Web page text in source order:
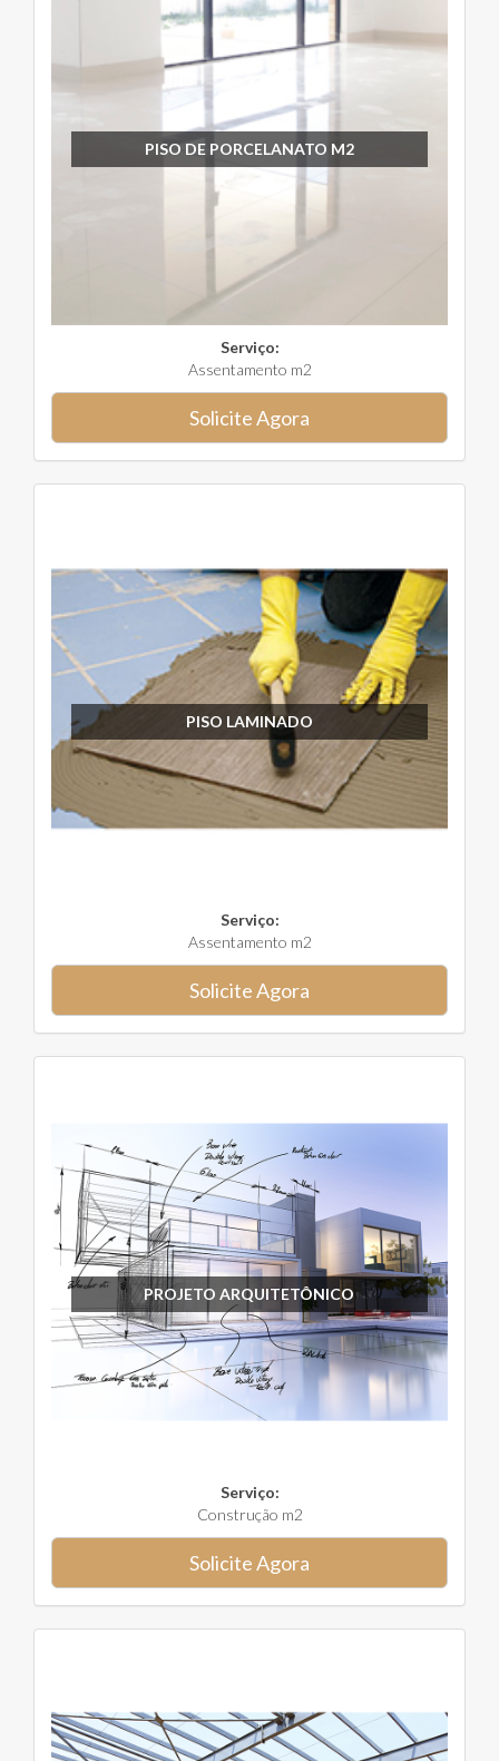
PISO DE PORCELANATO M2
Serviço:
Assentamento m2
Solicite Agora
PISO LAMINADO
Serviço:
Assentamento m2
Solicite Agora
PROJETO ARQUITETÔNICO
Serviço:
Construção m2
Solicite Agora